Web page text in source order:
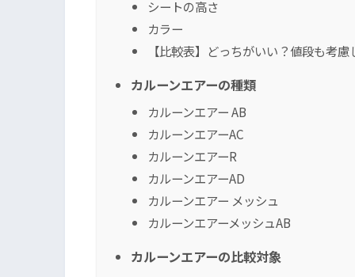
シートの高さ
カラー
【比較表】どっちがいい？値段も考慮
カルーンエアーの種類
カルーンエアー AB
カルーンエアーAC
カルーンエアーR
カルーンエアーAD
カルーンエアー メッシュ
カルーンエアーメッシュAB
カルーンエアーの比較対象